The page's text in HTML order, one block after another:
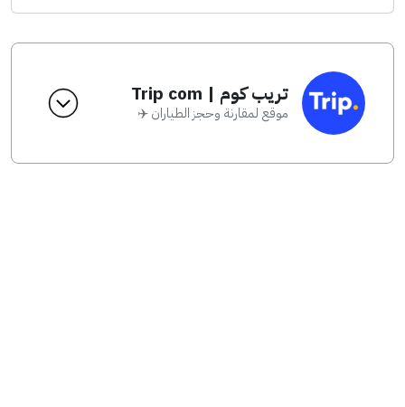
تريب كوم | Trip com
موقع لمقارنة وحجز الطياران ✈️